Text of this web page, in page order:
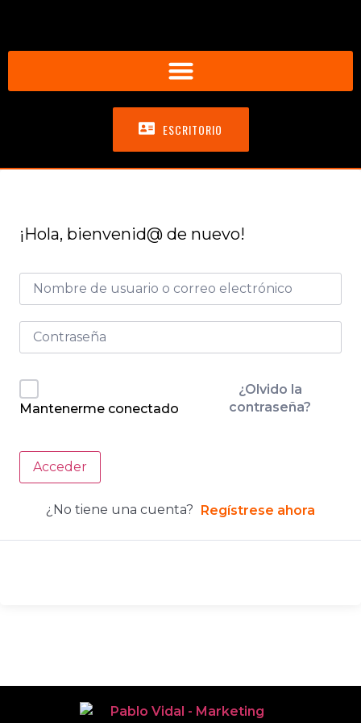
ESCRITORIO
¡Hola, bienvenid@ de nuevo!
Mantenerme conectado
¿Olvido la
contraseña?
Acceder
¿No tiene una cuenta? Regístrese ahora